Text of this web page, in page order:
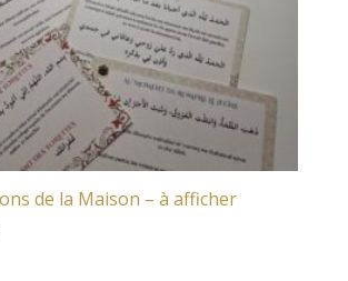
de la Maison – à afficher